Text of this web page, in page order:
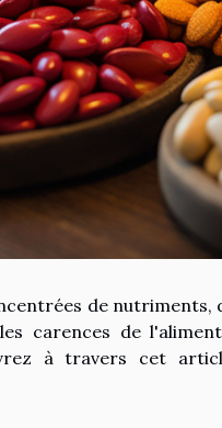
de nutriments,
carences de
à travers cet